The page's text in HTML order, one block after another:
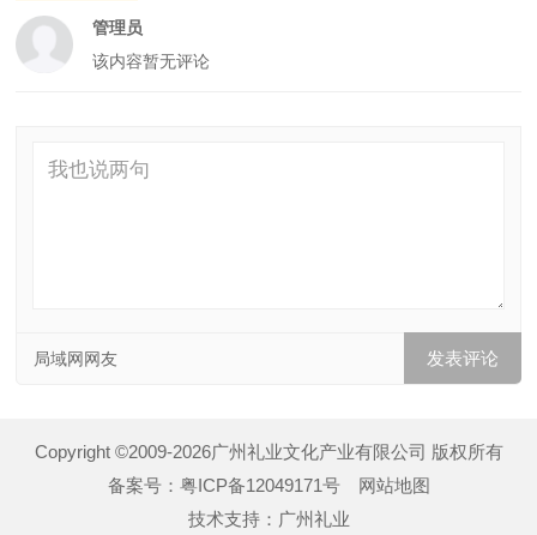
管理员
该内容暂无评论
局域网网友
Copyright ©2009-2026广州礼业文化产业有限公司 版权所有
备案号： 粤ICP备12049171号
网站地图
技术支持： 广州礼业